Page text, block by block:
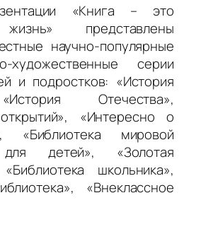
«Книга – это
представлены
научно-популярные
художественные серии
и подростков: «История
Отечества»,
«Интересно о
«Библиотека мировой
для детей», «Золотая
школьника»,
«Внеклассное